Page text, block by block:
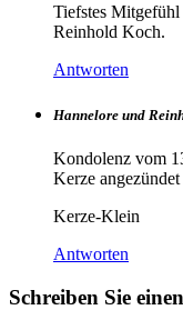
Tiefstes
Reinhold Koch.
Antworten
Hannelore und
Kondolenz vom
Kerze angezündet
Kerze-Klein
Antworten
Schreiben Sie